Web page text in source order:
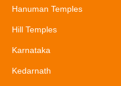
Hanuman Temples
Hill Temples
Karnataka
Kedarnath